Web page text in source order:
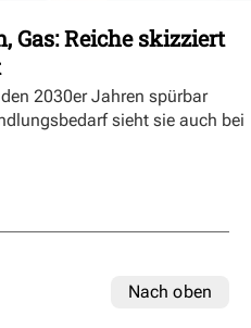
Gas: Reiche skizziert
2030er Jahren spürbar
sieht sie auch bei
Nach oben